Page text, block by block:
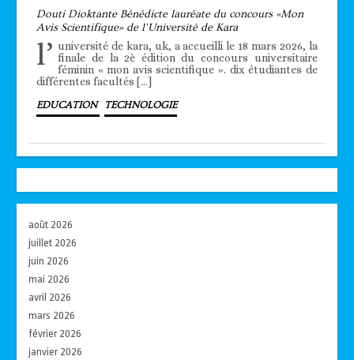
Douti Dioktante Bénédicte lauréate du concours «Mon
Avis Scientifique» de l’Université de Kara
l’ université de kara, uk, a accueilli le 18 mars 2026, la
finale de la 2è édition du concours universitaire
féminin « mon avis scientifique ». dix étudiantes de
différentes facultés […]
EDUCATION TECHNOLOGIE
août 2026
juillet 2026
juin 2026
mai 2026
avril 2026
mars 2026
février 2026
janvier 2026